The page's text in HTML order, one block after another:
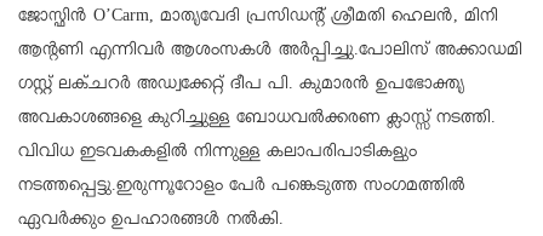
ജോസ്ഫിൻ O’Carm, മാതൃവേദി പ്രസിഡന്റ്‌ ശ്രീമതി ഹെലൻ, മിനി
ആന്റണി എന്നിവർ ആശംസകൾ അർപ്പിച്ചു.പോലിസ് അക്കാഡമി
ഗസ്റ്റ് ലക്ചറർ അഡ്വക്കേറ്റ് ദീപ പി. കുമാരൻ ഉപഭോക്തൃ
അവകാശങ്ങളെ കുറിച്ചുള്ള ബോധവൽക്കരണ ക്ലാസ്സ്‌ നടത്തി.
വിവിധ ഇടവകകളിൽ നിന്നുള്ള കലാപരിപാടികളും
നടത്തപ്പെട്ടു.ഇരുന്നൂറോളം പേർ പങ്കെടുത്ത സംഗമത്തിൽ
ഏവർക്കും ഉപഹാരങ്ങൾ നൽകി.